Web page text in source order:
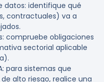
datos: identifique qué
contractuales) va a
compruebe obligaciones
sectorial aplicable
para sistemas que
alto riesgo, realice una